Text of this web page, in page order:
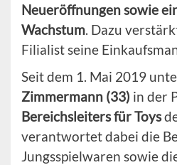
Neueröffnungen sowie
Wachstum. Dazu
Filialist seine
Seit dem 1. Mai 2019
Zimmermann (33) in der
Bereichsleiters für Toys
verantwortet dabei die
Jungsspielwaren sowie